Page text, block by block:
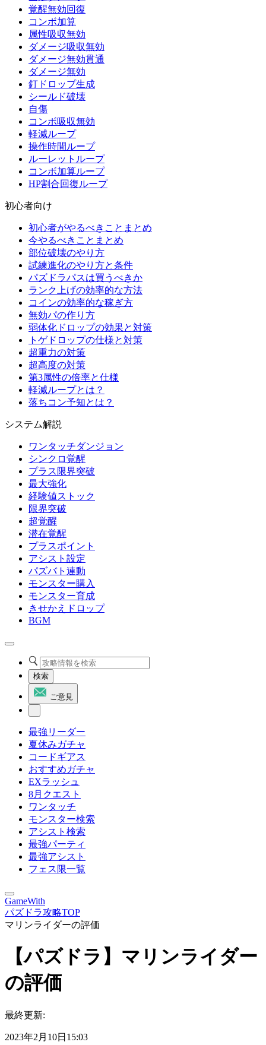
覚醒無効回復
コンボ加算
属性吸収無効
ダメージ吸収無効
ダメージ無効貫通
ダメージ無効
釘ドロップ生成
シールド破壊
自傷
コンボ吸収無効
軽減ループ
操作時間ループ
ルーレットループ
コンボ加算ループ
HP割合回復ループ
初心者向け
初心者がやるべきことまとめ
今やるべきことまとめ
部位破壊のやり方
試練進化のやり方と条件
パズドラパスは買うべきか
ランク上げの効率的な方法
コインの効率的な稼ぎ方
無効パの作り方
弱体化ドロップの効果と対策
トゲドロップの仕様と対策
超重力の対策
超高度の対策
第3属性の倍率と仕様
軽減ループとは？
落ちコン予知とは？
システム解説
ワンタッチダンジョン
シンクロ覚醒
プラス限界突破
最大強化
経験値ストック
限界突破
超覚醒
潜在覚醒
プラスポイント
アシスト設定
パズバト連動
モンスター購入
モンスター育成
きせかえドロップ
BGM
検索
ご意見
最強リーダー
夏休みガチャ
コードギアス
おすすめガチャ
EXラッシュ
8月クエスト
ワンタッチ
モンスター検索
アシスト検索
最強パーティ
最強アシスト
フェス限一覧
GameWith
パズドラ攻略TOP
マリンライダーの評価
【パズドラ】マリンライダー
の評価
最終更新:
2023年2月10日15:03